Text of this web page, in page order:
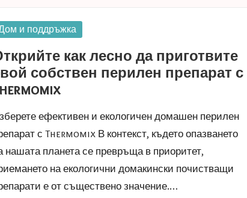
и поддръжка
как лесно да приготвите
собствен перилен препарат с
ефективен и екологичен домашен перилен
с Thermomix В контекст, където опазването
нашата планета се превръща в приоритет,
на екологични домакински почистващи
е от съществено значение.…